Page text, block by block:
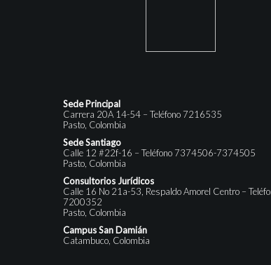
Sede Principal
Carrera 20A 14-54 – Teléfono 7216535
Pasto, Colombia
Sede Santiago
Calle 12 #22f-16 – Teléfono 7374506-7374505
Pasto, Colombia
Consultorios Jurídicos
Calle 16 No 21a-53, Respaldo Amorel Centro –
7200352
Pasto, Colombia
Campus San Damián
Catambuco, Colombia